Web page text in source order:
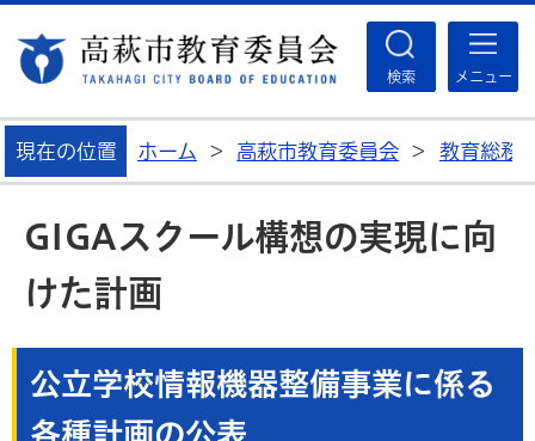
検索 メニュー
現在の位置 ホーム > 高萩市教育委員会 > 教育総務
GIGAスクール構想の実現に向
けた計画
公立学校情報機器整備事業に係る
各種計画の公表